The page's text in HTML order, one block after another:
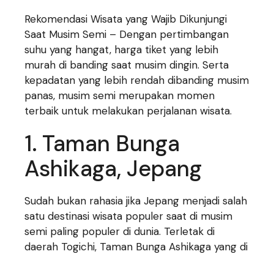
Rekomendasi Wisata yang Wajib Dikunjungi
Saat Musim Semi – Dengan pertimbangan
suhu yang hangat, harga tiket yang lebih
murah di banding saat musim dingin. Serta
kepadatan yang lebih rendah dibanding musim
panas, musim semi merupakan momen
terbaik untuk melakukan perjalanan wisata.
1. Taman Bunga
Ashikaga, Jepang
Sudah bukan rahasia jika Jepang menjadi salah
satu destinasi wisata populer saat di musim
semi paling populer di dunia. Terletak di
daerah Togichi, Taman Bunga Ashikaga yang di